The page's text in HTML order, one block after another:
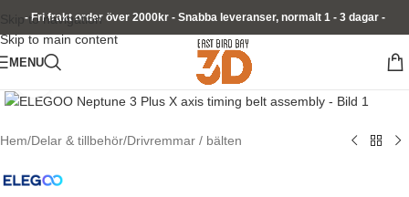
Skip to navigation
Skip to main content
- Fri frakt order över 2000kr - Snabba leveranser, normalt 1 - 3 dagar -
MENU
Hem/Delar & tillbehör/Drivremmar / bälten